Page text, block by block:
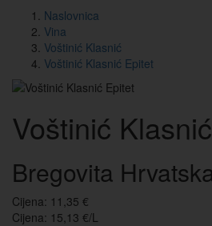
Naslovnica
Vina
Voštinić Klasnić
Voštinić Klasnić Epitet
Voštinić
Bregovita
Cijena: 11,35 €
Cijena: 15,13 €/L